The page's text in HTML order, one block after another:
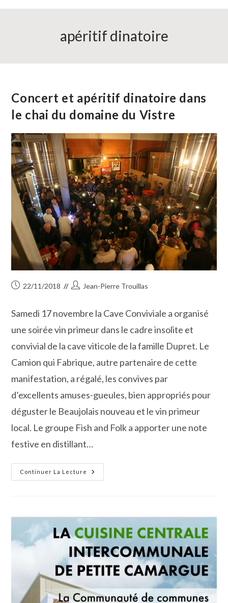
apéritif dinatoire
Concert et apéritif dinatoire dans
le chai du domaine du Vistre
Publication
22/11/2018
Auteur/autrice
publication :
Jean-Pierre Trouillas
Samedi 17 novembre la Cave Conviviale a organisé
une soirée vin primeur dans le cadre insolite et
convivial de la cave viticole de la famille Dupret. Le
Camion qui Fabrique, autre partenaire de cette
manifestation, a régalé, les convives par
d’excellents amuses-gueules, bien appropriés pour
déguster le Beaujolais nouveau et le vin primeur
local. Le groupe Fish and Folk a apporter une note
festive en distillant…
Continuer La Lecture
Concert
Et
Domaine
Du
Vistre